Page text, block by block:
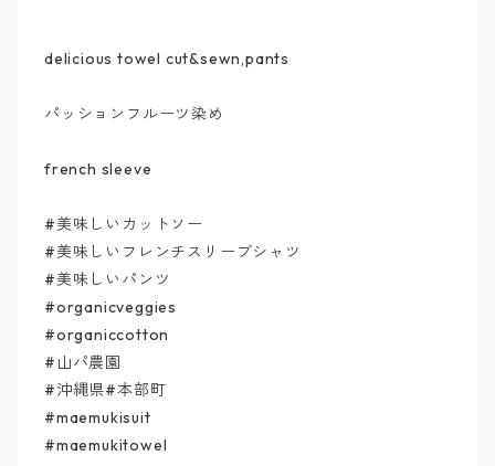
delicious towel cut&sewn,pants
パッションフルーツ染め
french sleeve
#美味しいカットソー
#美味しいフレンチスリーブシャツ
#美味しいパンツ
#organicveggies
#organiccotton
#山パ農園
#沖縄県#本部町
#maemukisuit
#maemukitowel